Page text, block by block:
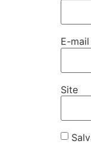
E-mail
Site